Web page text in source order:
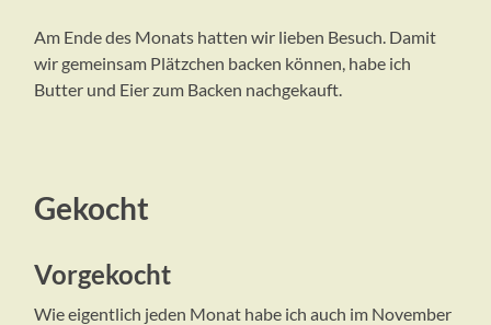
Am Ende des Monats hatten wir lieben Besuch. Damit
wir gemeinsam Plätzchen backen können, habe ich
Butter und Eier zum Backen nachgekauft.
Gekocht
Vorgekocht
Wie eigentlich jeden Monat habe ich auch im November